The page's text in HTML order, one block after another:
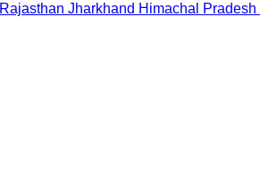
Rajasthan Jharkhand Himachal Pradesh